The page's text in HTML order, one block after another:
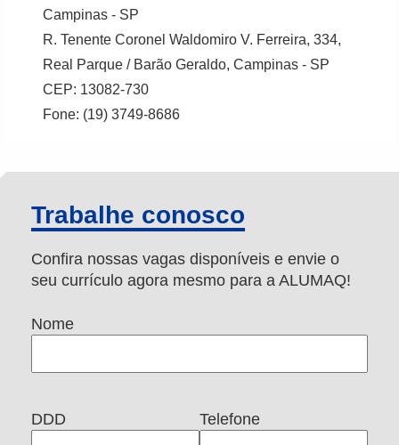
Campinas - SP
R. Tenente Coronel Waldomiro V. Ferreira, 334,
Real Parque / Barão Geraldo, Campinas - SP
CEP: 13082-730
Fone: (19) 3749-8686
Trabalhe conosco
Confira nossas vagas disponíveis e envie o
seu currículo agora mesmo para a ALUMAQ!
Nome
DDD Telefone